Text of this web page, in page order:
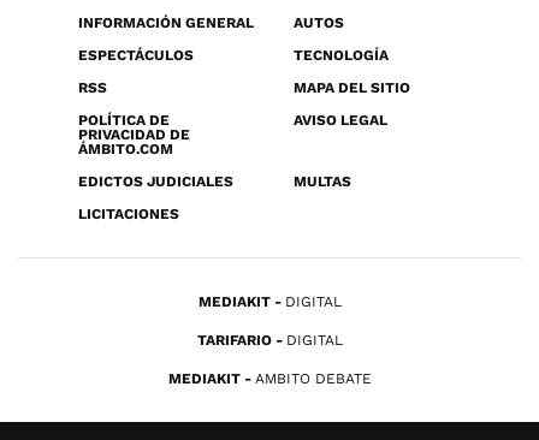
INFORMACIÓN GENERAL
AUTOS
ESPECTÁCULOS
TECNOLOGÍA
RSS
MAPA DEL SITIO
POLÍTICA DE
PRIVACIDAD DE
ÁMBITO.COM
AVISO LEGAL
EDICTOS JUDICIALES
MULTAS
LICITACIONES
MEDIAKIT DIGITAL
TARIFARIO DIGITAL
MEDIAKIT AMBITO DEBATE